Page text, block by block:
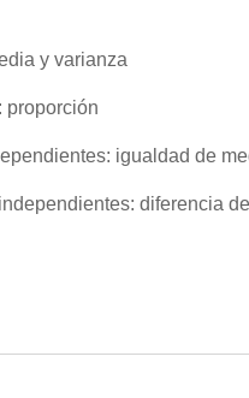
y varianza
proporción
igualdad de
diferencia